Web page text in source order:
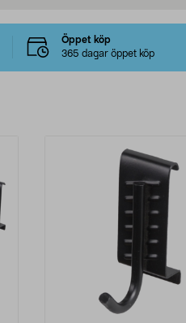
Öppet köp
365 dagar öppet köp